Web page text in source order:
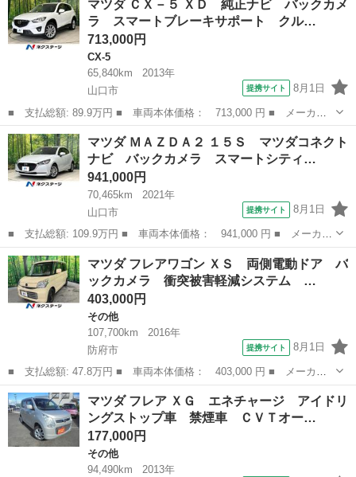
後ドライブレコーダー ＣＤ キーレスエントリー 電動格納ミラ
ー ベンチシート ...
マツダ ＣＸ－５ ＸＤ 純正ナビ バックカメ
ラ スマートブレーキサポート クル…
713,000円
CX-5
65,840km
2013年
山口市
提携サイト 8月1日
■ 支払総額: 89.9万円 ■ 車両本体価格： 713,000 円 ■ メーカー
名： マツダ ■ 車種名： ＣＸ－５ ■ グレード名： ＸＤ 純正
ナビ バックカメラ スマートブレーキサポート クルーズコントロ
ール ＨＩＤ...
山口 山口市 CX-5
マツダ ＭＡＺＤＡ２ １５Ｓ マツダコネクト
ナビ バックカメラ スマートシティ…
941,000円
70,465km
2021年
山口市
提携サイト 8月1日
■ 支払総額: 109.9万円 ■ 車両本体価格： 941,000 円 ■ メーカー
名： マツダ ■ 車種名： ＭＡＺＤＡ２ ■ グレード名： １５
Ｓ マツダコネクトナビ バックカメラ スマートシティブレーキサ
ポート ＢＳ...
山口 山口市 マツダ
マツダ フレアワゴン ＸＳ 両側電動ドア バ
ックカメラ 衝突被害軽減システム …
403,000円
その他
107,700km
2016年
防府市
提携サイト 8月1日
■ 支払総額: 47.8万円 ■ 車両本体価格： 403,000 円 ■ メーカー
名： マツダ ■ 車種名： フレアワゴン ■ グレード名： ＸＳ
両側電動ドア バックカメラ 衝突被害軽減システム シートヒータ
ー スマート...
山口 防府市 その他
マツダ フレア ＸＧ エネチャージ アイドリ
ングストップ車 禁煙車 ＣＶＴオー…
177,000円
その他
94,490km
2013年